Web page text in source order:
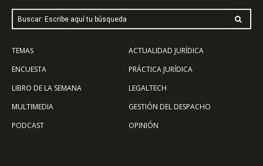
Buscar: Escribe aquí tu búsqueda
TEMAS
ENCUESTA
LIBRO DE LA SEMANA
MULTIMEDIA
PODCAST
ACTUALIDAD JURÍDICA
PRÁCTICA JURÍDICA
LEGALTECH
GESTIÓN DEL DESPACHO
OPINIÓN